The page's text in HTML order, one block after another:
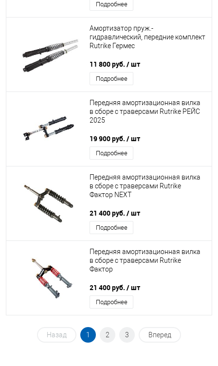
Подробнее
Амортизатор пруж.-
гидравлический, передние комплект
Rutrike Гермес
11 800 руб. / шт
Подробнее
Передняя амортизационная вилка
в сборе с траверсами Rutrike РЕЙС
2025
19 900 руб. / шт
Подробнее
Передняя амортизационная вилка
в сборе с траверсами Rutrike
Фактор NEXT
21 400 руб. / шт
Подробнее
Передняя амортизационная вилка
в сборе с траверсами Rutrike
Фактор
21 400 руб. / шт
Подробнее
Назад 1 2 3 Вперед